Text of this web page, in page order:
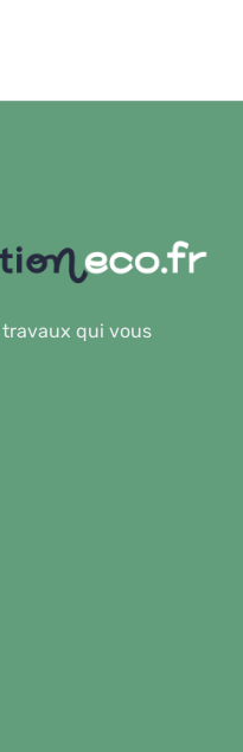
qui vous